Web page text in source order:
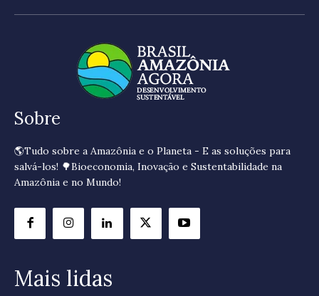
Sobre
🌎Tudo sobre a Amazônia e o Planeta - E as soluções para
salvá-los! 🌳Bioeconomia, Inovação e Sustentabilidade na
Amazônia e no Mundo!
Mais lidas